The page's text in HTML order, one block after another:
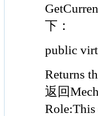
下：
public
Returns
返回
Role:This